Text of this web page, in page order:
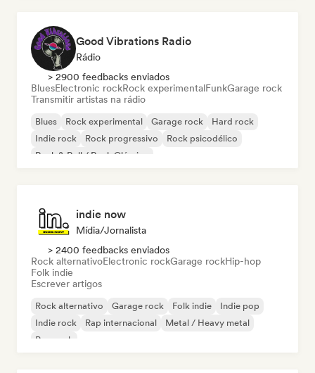
Good Vibrations Radio
Rádio
> 2900 feedbacks enviados
BluesElectronic rockRock experimentalFunkGarage rock
Transmitir artistas na rádio
Blues Rock experimental Garage rock
Hard rock
Indie rock
Rock progressivo
Rock psicodélico
Rock & Roll / Rock Clássico
indie now
Mídia/Jornalista
> 2400 feedbacks enviados
Rock alternativoElectronic rockGarage rockHip-hop
Folk indie
Escrever artigos
Rock alternativo Garage rock Folk indie
Indie pop
Indie rock
Rap internacional
Metal / Heavy metal
Pop rock